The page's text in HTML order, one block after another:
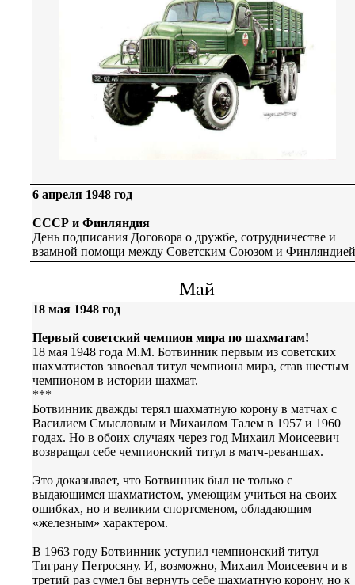
6 апреля 1948 год
СССР и Финляндия
День подписания Договора о дружбе, сотрудничестве и
взамной помощи между Советским Союзом и
Май
18 мая 1948 год
Первый советский чемпион мира по шахматам!
18 мая 1948 года М.М. Ботвинник первым из советских
шахматистов завоевал титул чемпиона мира, став шестым
чемпионом в истории шахмат.
***
Ботвинник дважды терял шахматную корону в матчах с
Василием Смысловым и Михаилом Талем в 1957 и 1960
годах. Но в обоих случаях через год Михаил Моисеевич
возвращал себе чемпионский титул в матч-реваншах.
Это доказывает, что Ботвинник был не только с
выдающимся шахматистом, умеющим учиться на своих
ошибках, но и великим спортсменом, обладающим
«железным» характером.
В 1963 году Ботвинник уступил чемпионский титул
Тиграну Петросяну. И, возможно, Михаил Моисеевич и в
третий раз сумел бы вернуть себе шахматную корону, но к